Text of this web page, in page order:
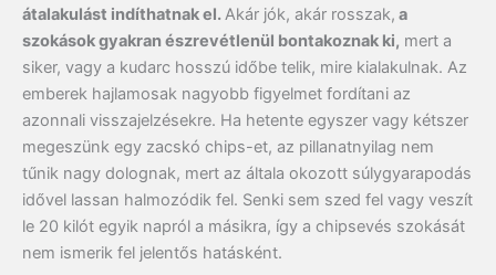
átalakulást indíthatnak el.Akár jók, akár rosszak, a
szokások gyakran észrevétlenül bontakoznak ki, mert a
siker, vagy a kudarc hosszú időbe telik, mire kialakulnak. Az
emberek hajlamosak nagyobb figyelmet fordítani az
azonnali visszajelzésekre. Ha hetente egyszer vagy kétszer
megeszünk egy zacskó chips-et, az pillanatnyilag nem
tűnik nagy dolognak, mert az általa okozott súlygyarapodás
idővel lassan halmozódik fel. Senki sem szed fel vagy veszít
le 20 kilót egyik napról a másikra, így a chipsevés szokását
nem ismerik fel jelentős hatásként.